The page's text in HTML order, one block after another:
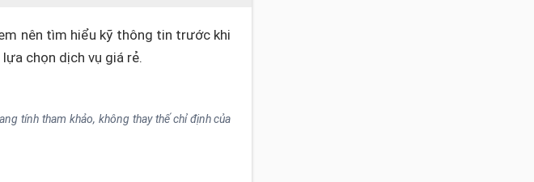
nên tìm hiểu kỹ thông tin trước khi
chọn dịch vụ giá rẻ.
tính tham khảo, không thay thế chỉ định của